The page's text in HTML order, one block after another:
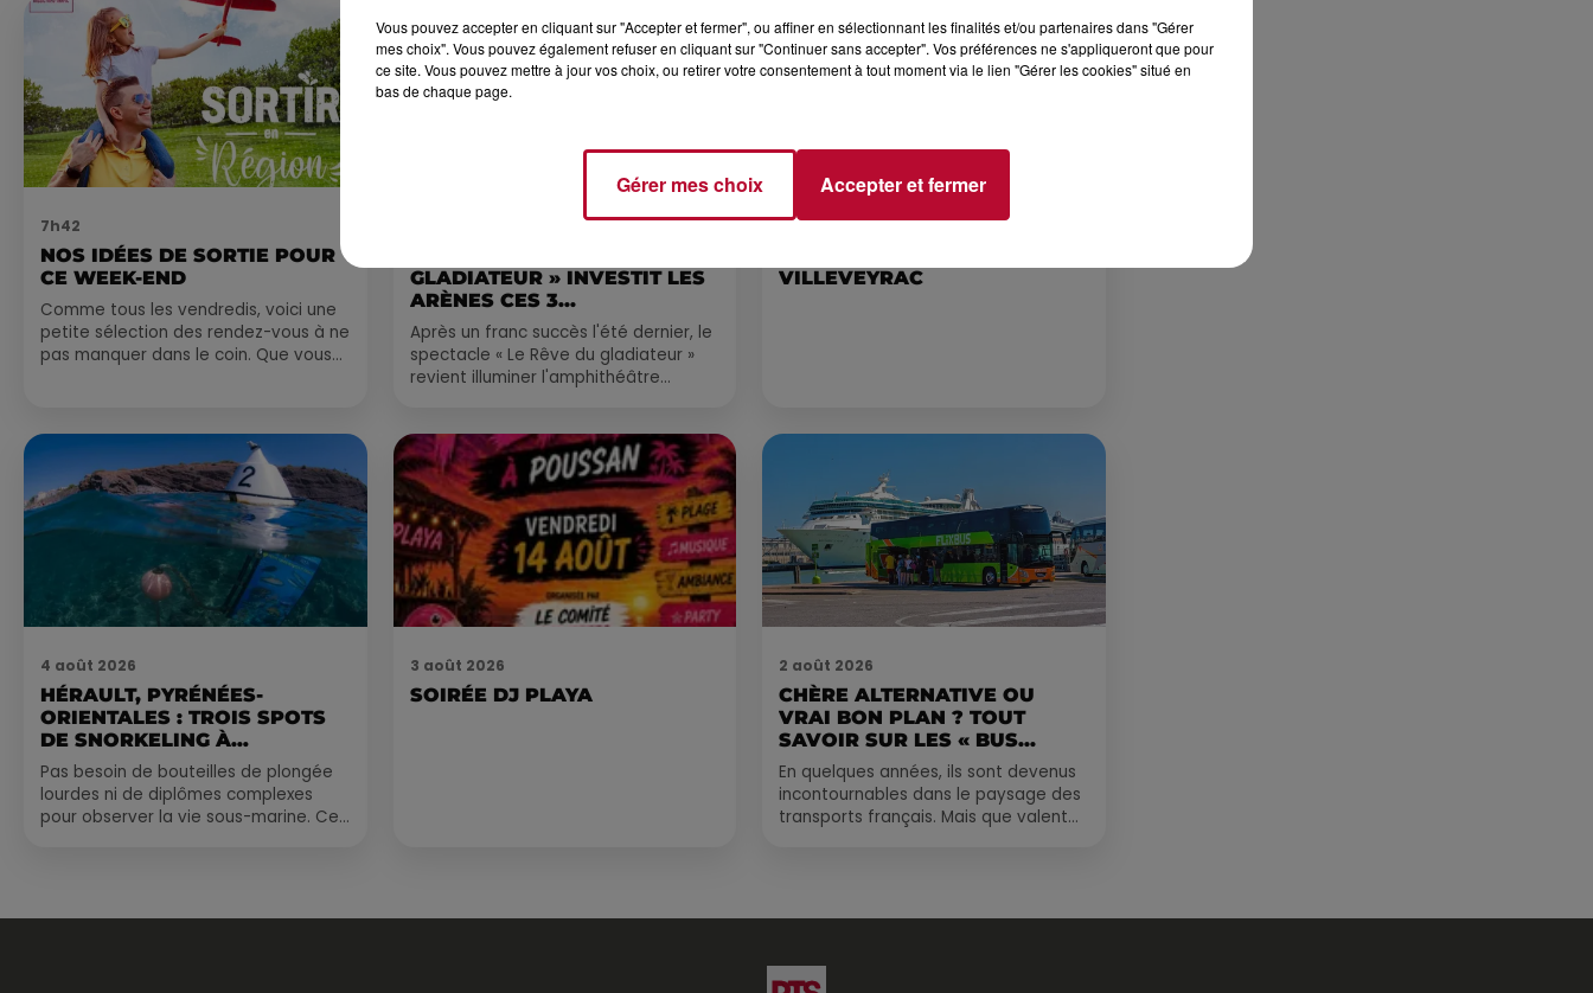
7h42
NOS IDÉES DE SORTIE POUR
CE WEEK-END
Comme tous les vendredis, voici une
petite sélection des rendez-vous à ne
pas manquer dans le coin. Que vous
GLADIATEUR » INVESTIT LES
ARÈNES CES 3...
Après un franc succès l'été dernier, le
spectacle « Le Rêve du gladiateur »
revient illuminer l'amphithéâtre
4 août 2026
VILLEVEYRAC
4 août 2026
HÉRAULT, PYRÉNÉES-
ORIENTALES : TROIS SPOTS
DE SNORKELING À
EXPLORER...
Pas besoin de bouteilles de plongée
lourdes ni de diplômes complexes
pour observer la vie sous-marine. Cet
3 août 2026
SOIRÉE DJ PLAYA
2 août 2026
CHÈRE ALTERNATIVE OU
VRAI BON PLAN ? TOUT
SAVOIR SUR LES « BUS...
En quelques années, ils sont devenus
incontournables dans le paysage des
transports français. Mais que valent
Vous pouvez accepter en cliquant sur "Accepter et fermer", ou affiner en sélectionnant les finalités et/ou partenaires dans "Gérer
mes choix". Vous pouvez également refuser en cliquant sur "Continuer sans accepter". Vos préférences ne s'appliqueront que pour
ce site. Vous pouvez mettre à jour vos choix, ou retirer votre consentement à tout moment via le lien "Gérer les cookies" situé en
bas de chaque page.
Gérer mes choix Accepter et fermer